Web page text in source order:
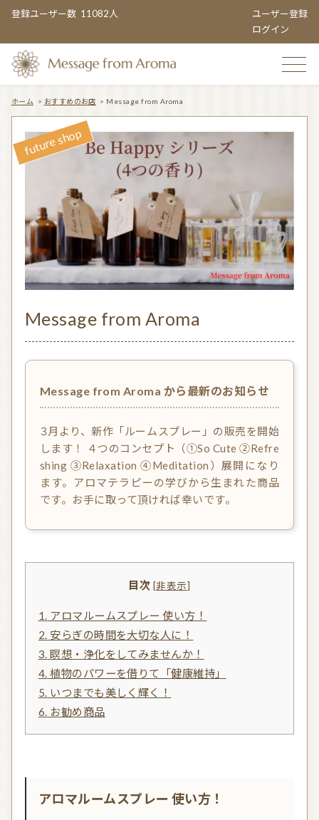
登録ユーザー数 11082人
ユーザー登録
ログイン
TOP
おすすめのお店
TOPIC CATEGORY
アロマ日常使い アロマを学ぶ・アロマの仕事
アロマレシピ オーガニックコスメ
おすすめアロマコラム
お知らせ （Message from Aroma 会員様）
ITEMS CATEGORY
信頼できるアロマブランド（海外） 和精油ブランド
和精油｜日本の木
オーガニック香水 オーガニックコスメ
アロマディフューザー 瞑想を深める香り・アロマで浄化
ホーム > おすすめのお店 > Message from Aroma
Message from Aroma
Message from Aroma から最新のお知らせ
３月より、新作「ルームスプレー」の販売を開始
します！ ４つのコンセプト（①So Cute ②Refre
shing ③Relaxation ④Meditation）展開になり
ます。アロマテラピーの学びから生まれた商品
です。お手に取って頂ければ幸いです。
目次 [非表示]
1. アロマルームスプレー 使い方！
2. 安らぎの時間を大切な人に！
3. 瞑想・浄化をしてみませんか！
4. 植物のパワーを借りて「健康維持」
5. いつまでも美しく輝く！
6. お勧め商品
アロマルームスプレー 使い方！